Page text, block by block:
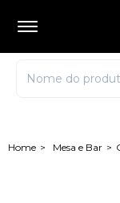
Mesa e Bar